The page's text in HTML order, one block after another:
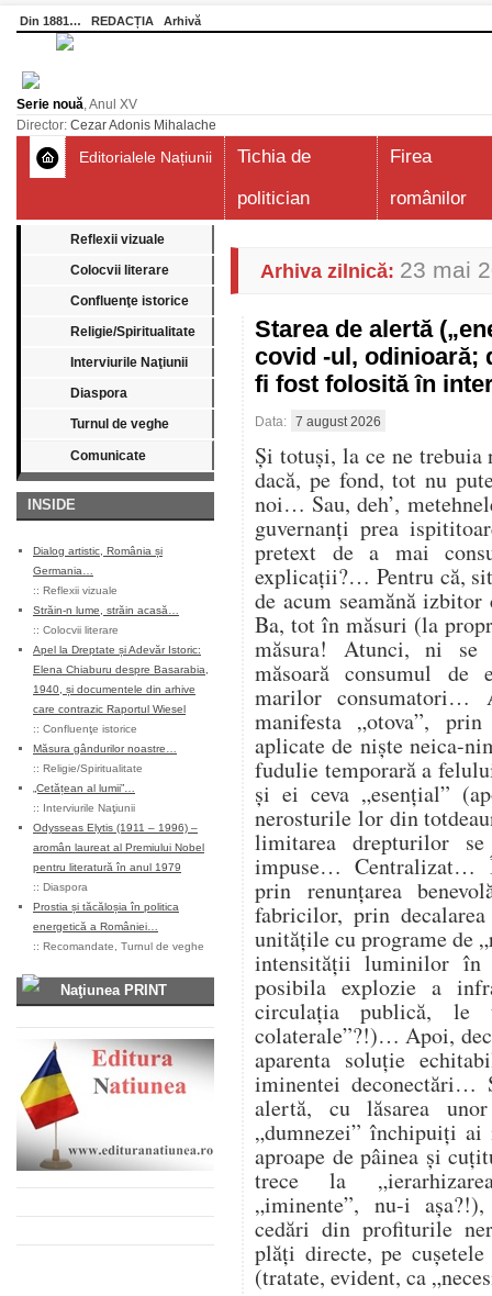
Din 1881… REDACȚIA Arhivă
Serie nouă, Anul XV
Director: Cezar Adonis Mihalache
Editorialele Națiunii
Tichia de
politician
Firea
românilor
Reflexii vizuale
Colocvii literare
Confluenţe istorice
Religie/Spiritualitate
Interviurile Naţiunii
Diaspora
Turnul de veghe
Comunicate
INSIDE
Dialog artistic, România și
Germania…
:: Reflexii vizuale
Străin-n lume, străin acasă…
:: Colocvii literare
Apel la Dreptate și Adevăr Istoric:
Elena Chiaburu despre Basarabia,
1940, și documentele din arhive
care contrazic Raportul Wiesel
:: Confluenţe istorice
Măsura gândurilor noastre…
:: Religie/Spiritualitate
„Cetățean al lumii”…
:: Interviurile Naţiunii
Odysseas Elytis (1911 – 1996) –
aromân laureat al Premiului Nobel
pentru literatură în anul 1979
:: Diaspora
Prostia și tăcăloșia în politica
energetică a României…
:: Recomandate Turnul de veghe
Naţiunea PRINT
Arhiva zilnică: 23 mai
Starea de alertă
covid -ul, odinioară;
fi fost folosită în
Data: 7 august 2026
Și totuși, la ce ne trebuia
dacă, pe fond, tot nu
noi… Sau, deh’,
guvernanți prea
pretext de a mai
explicații?… Pentru că,
de acum seamănă
Ba, tot în măsuri (la
măsura! Atunci, ni se
măsoară consumul de
marilor consumatori…
manifesta „otova”,
aplicate de niște neica-
fudulie temporară a
și ei ceva „esențial”
nerosturile lor din
limitarea drepturilor
impuse… Centralizat…
prin renunțarea
fabricilor, prin
unitățile cu programe de
intensității luminilor în
posibila explozie a
circulația publică, le
colaterale”?!)… Apoi,
aparenta soluție
iminentei deconectări…
alertă, cu lăsarea
„dumnezei” închipuiți
aproape de pâinea și
trece la
„iminente”, nu-i
cedări din profiturile
plăți directe, pe
(tratate, evident, ca